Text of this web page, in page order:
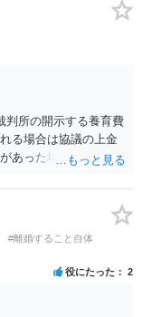
判所の開示する養育費
る場合は協議の上金
あった場合に変更し
来る」と「通知義務
た事は相手に通知が
費の見直しは適宜出
はそのとおりかと思
するので毎年見直す
#離婚すること自体
役にたった 2